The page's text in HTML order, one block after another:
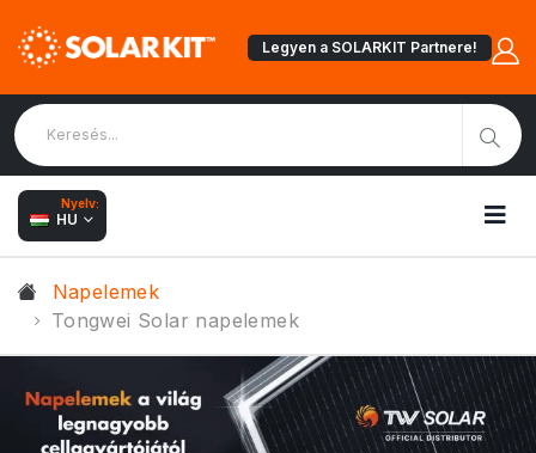
Legyen a SOLARKIT Partnere!
Nyelv:
HU
Napelemek
Tongwei Solar napelemek